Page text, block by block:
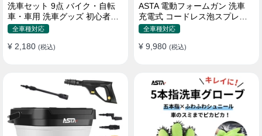
洗車セット 9点 バイク・自転
車・車用 洗車グッズ 初心者向
け 洗車ブラシ スポンジ タオル
ス用スポンジ 高級洗車道具 乾
全車種対応
¥ 2,180 (税込)
ASTA 電動フォームガン 洗車
充電式 コードレス泡スプレー
高圧対応 充電式フォームスプ
強力泡立ち (コピー)
全車種対応
¥ 9,980 (税込)